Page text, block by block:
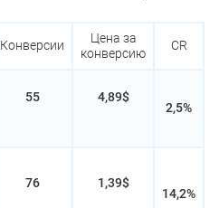
Конверсии
Цена за
конверсию
CR
55 4,89$
2,5%
76 1,39$
14,2%